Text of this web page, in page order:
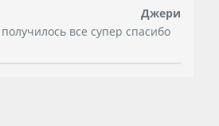
Джери
все супер спасибо